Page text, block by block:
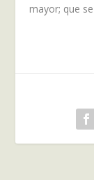
mayor; que